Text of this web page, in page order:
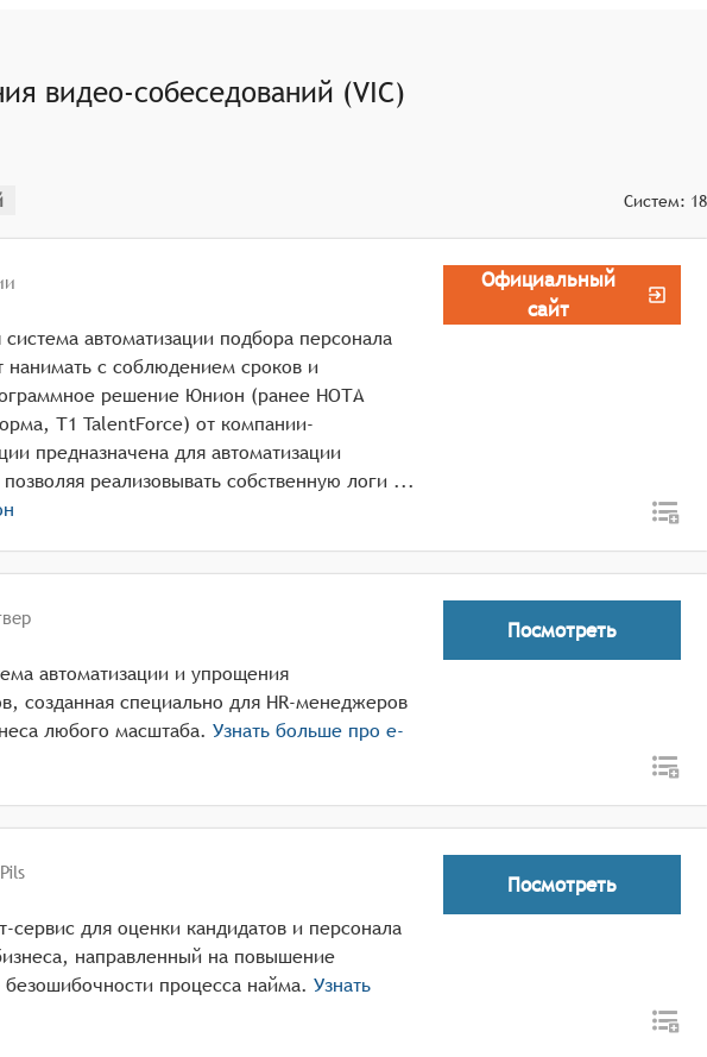
CRM и другими HR-платформами для обеспечения комплексного
видео-собеседований (VIC)
Систем: 18
автоматизации подбора персонала
нанимать с соблюдением сроков и
решение Юнион (ранее НОТА
Т1 TalentForce) от компании-
предназначена для автоматизации
процессов рекрутмента, позволяя реализовывать собственную логи ...
Официальный
сайт
автоматизации и упрощения
созданная специально для HR-менеджеров
любого масштаба. Узнать больше про e-
Посмотреть
сервис для оценки кандидатов и персонала
направленный на повышение
процесса найма. Узнать
Посмотреть